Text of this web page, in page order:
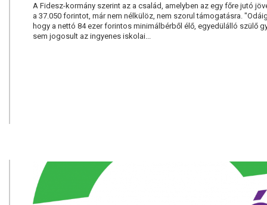
A Fidesz-kormány szerint az a család, amelyben az egy főre jutó
a 37.050 forintot, már nem nélkülöz, nem szorul támogatásra.
hogy a nettó 84 ezer forintos minimálbérből élő, egyedülálló szülő
sem jogosult az ingyenes iskolai...